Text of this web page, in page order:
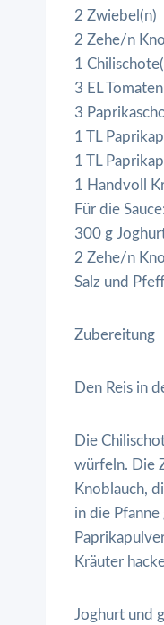
2 Zwiebel(n)
2 Zehe/n
1
3 EL
3
1 TL
1 TL
1 Handvoll
Für die Sauce:
300 g
2 Zehe/n
Salz und
Zubereitung
Den Reis in
Die
würfeln. Die
Knoblauch,
in die
Kräuter
Joghurt und